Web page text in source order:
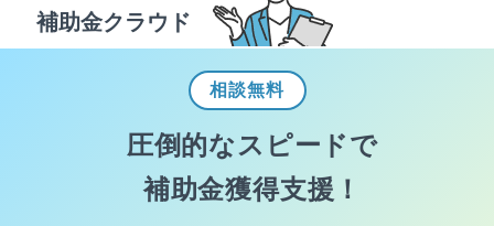
補助金クラウド
相談無料
圧倒的なスピードで
補助金獲得支援！